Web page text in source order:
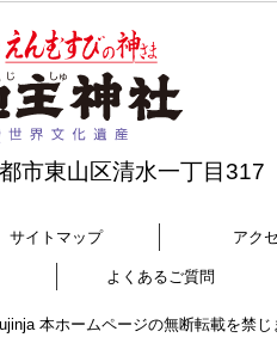
市東山区清水一丁目317
サイトマップ アク
よくあるご質問
本ホームページの無断転載を禁じ